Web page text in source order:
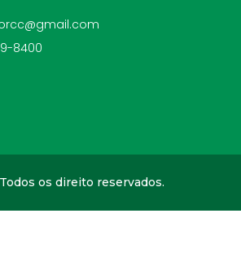
8400
os direito reservados.